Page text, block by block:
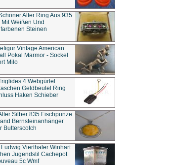
Alter Ring Aus 935
Weißen Und
Steinen
Vintage American
Pokal Marmor - Sockel
Milo
4 Webgürtel
Geldbeutel Ring
Haken Schieber
Silber 835 Fischpunze
Bernsteinanhänger
Butterscotch
Ludwig Vierthaler Winhart
Jugendstil Cachepot
5c Wmf